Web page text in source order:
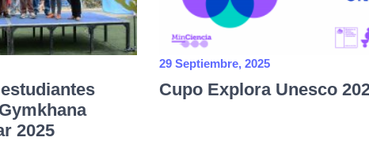
2025
29 Septiembre, 2025
Cupo Explora Unesco